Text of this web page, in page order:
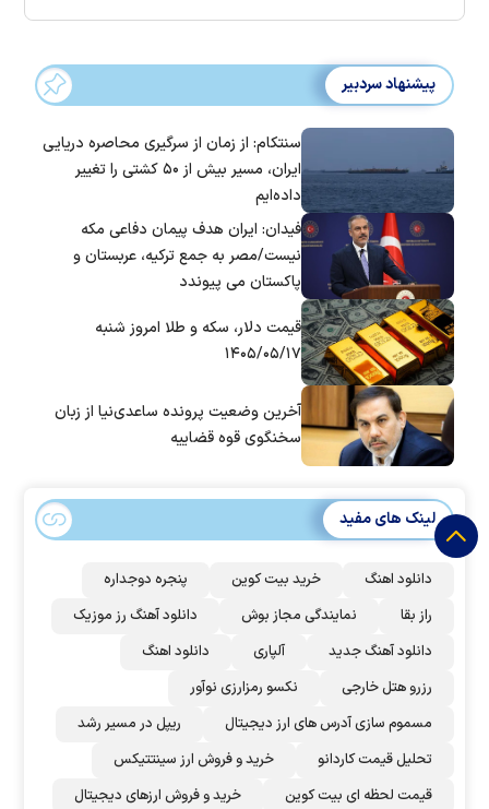
پیشنهاد سردبیر
سنتکام: از زمان از سرگیری محاصره دریایی
ایران، مسیر بیش از ۵۰ کشتی را تغییر
داده‌ایم
فیدان: ایران هدف پیمان دفاعی مکه
نیست/مصر به جمع ترکیه، عربستان و
پاکستان می پیوندد
قیمت دلار، سکه و طلا امروز شنبه
۱۴۰۵/۰۵/۱۷
آخرین وضعیت پرونده ساعدی‌نیا از زبان
سخنگوی قوه قضاییه
لینک های مفید
دانلود اهنگ خرید بیت کوین
پنجره دوجداره
راز بقا
نمایندگی مجاز بوش
دانلود آهنگ رز‌ موزیک
دانلود آهنگ جدید
آلپاری
دانلود اهنگ
رزرو هتل خارجی
نکسو رمزارزی نوآور
مسموم سازی آدرس های ارز دیجیتال
ریپل در مسیر رشد
تحلیل قیمت کاردانو
خرید و فروش ارز سینتتیکس
قیمت لحظه ای بیت کوین
خرید و فروش ارزهای دیجیتال